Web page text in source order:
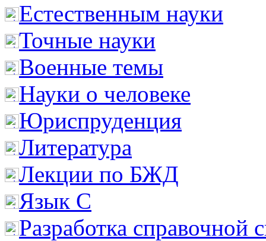
Естественным науки
Точные науки
Военные темы
Науки о человеке
Юриспруденция
Литература
Лекции по БЖД
Язык С
Разработка справочной